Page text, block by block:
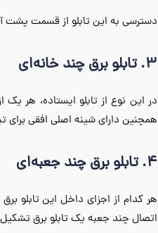
دسترسی به این تابلو از قسمت پشت
3. تابلو برق چند خانه‌ای
در این نوع از تابلو ایستاده، هر
همچنین دارای شینه اصلی افقی
4. تابلو برق چند جعبه‌ای
هر کدام از اجزای داخل این تابلو
اتصال چند جعبه یک تابلو برق